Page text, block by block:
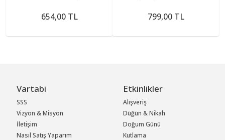
654,00 TL 799,00 TL
Vartabi
SSS
Vizyon & Misyon
İletişim
Nasıl Satış Yaparım
Etkinlikler
Alışveriş
Düğün & Nikah
Doğum Günü
Kutlama